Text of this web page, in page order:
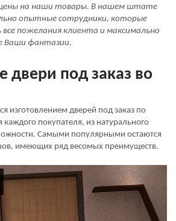
цены на наши товары. В нашем штате
опытные сотрудники, которые
пожелания клиента и максимально
Ваши фантазии.
двери под заказ во
изготовлением дверей под заказ по
покупателя, из натурального
Самыми популярными остаются
имеющих ряд весомых преимуществ.